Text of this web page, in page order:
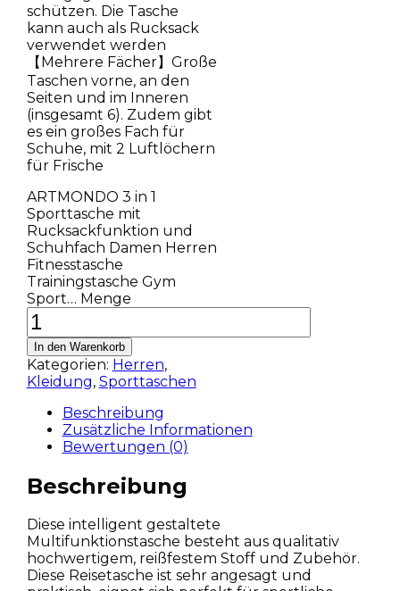
schützen. Die Tasche
kann auch als Rucksack
verwendet werden
【Mehrere Fächer】Große
Taschen vorne, an den
Seiten und im Inneren
(insgesamt 6). Zudem gibt
es ein großes Fach für
Schuhe, mit 2 Luftlöchern
für Frische
ARTMONDO 3 in 1
Sporttasche mit
Rucksackfunktion und
Schuhfach Damen Herren
Fitnesstasche
Trainingstasche Gym
Sport… Menge
In den Warenkorb
Kategorien: Herren,
Kleidung, Sporttaschen
Beschreibung
Zusätzliche Informationen
Bewertungen (0)
Beschreibung
Diese intelligent gestaltete
Multifunktionstasche besteht aus qualitativ
hochwertigem, reißfestem Stoff und Zubehör.
Diese Reisetasche ist sehr angesagt und